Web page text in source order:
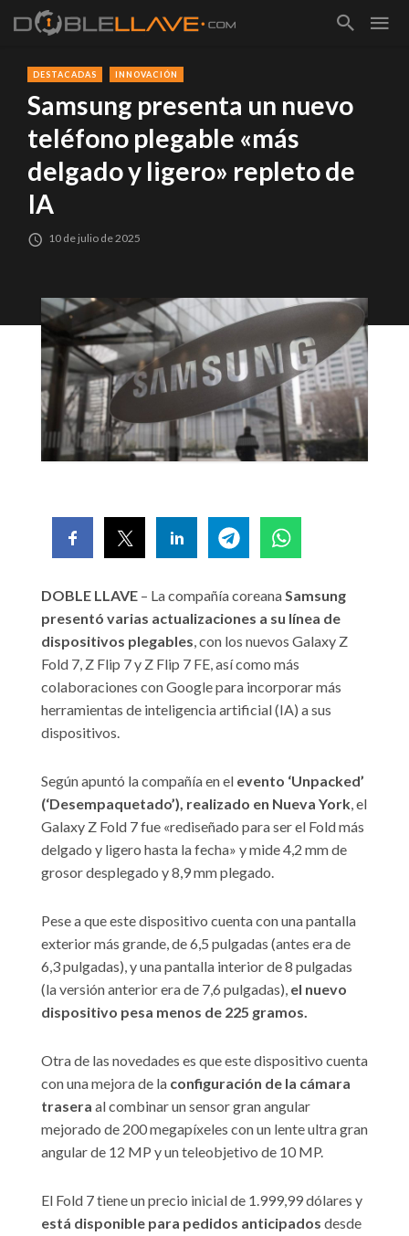
DESTACADAS INNOVACIÓN
Samsung presenta un nuevo
teléfono plegable «más
delgado y ligero» repleto de
IA
10 de julio de 2025
DOBLE LLAVE – La compañía coreanaSamsung
presentó varias actualizaciones a su línea de
dispositivos plegables, con los nuevos Galaxy Z
Fold 7, Z Flip 7 y Z Flip 7 FE, así como más
colaboraciones con Google para incorporar más
herramientas de inteligencia artificial (IA) a sus
dispositivos.
Según apuntó la compañía en el evento ‘Unpacked’
(‘Desempaquetado’), realizado en Nueva York, el
Galaxy Z Fold 7 fue «rediseñado para ser el Fold más
delgado y ligero hasta la fecha» y mide 4,2 mm de
grosor desplegado y 8,9 mm plegado.
Pese a que este dispositivo cuenta con una pantalla
exterior más grande, de 6,5 pulgadas (antes era de
6,3 pulgadas), y una pantalla interior de 8 pulgadas
(la versión anterior era de 7,6 pulgadas), el nuevo
dispositivo pesa menos de 225 gramos.
Otra de las novedades es que este dispositivo cuenta
con una mejora de la configuración de la cámara
trasera al combinar un sensor gran angular
mejorado de 200 megapíxeles con un lente ultra gran
angular de 12 MP y un teleobjetivo de 10 MP.
El Fold 7 tiene un precio inicial de 1.999,99 dólares y
está disponible para pedidos anticipados desde